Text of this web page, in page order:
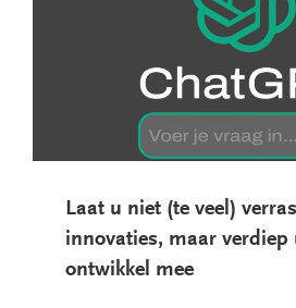
Laat u niet (te veel)
innovaties, maar verdiep
ontwikkel mee